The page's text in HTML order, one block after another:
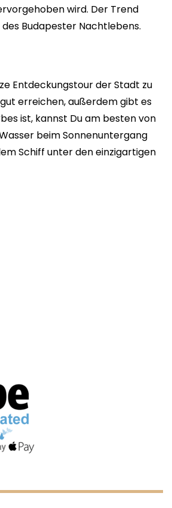
wird. Der Trend
Budapester Nachtlebens.
Entdeckungstour der Stadt zu
erreichen, außerdem gibt es
ist, kannst Du am besten von
beim Sonnenuntergang
Schiff unter den einzigartigen